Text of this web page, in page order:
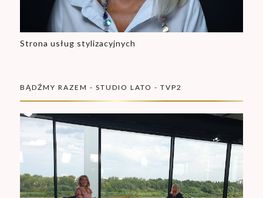
Strona usług stylizacyjnych
BĄDŹMY RAZEM - STUDIO LATO - TVP2